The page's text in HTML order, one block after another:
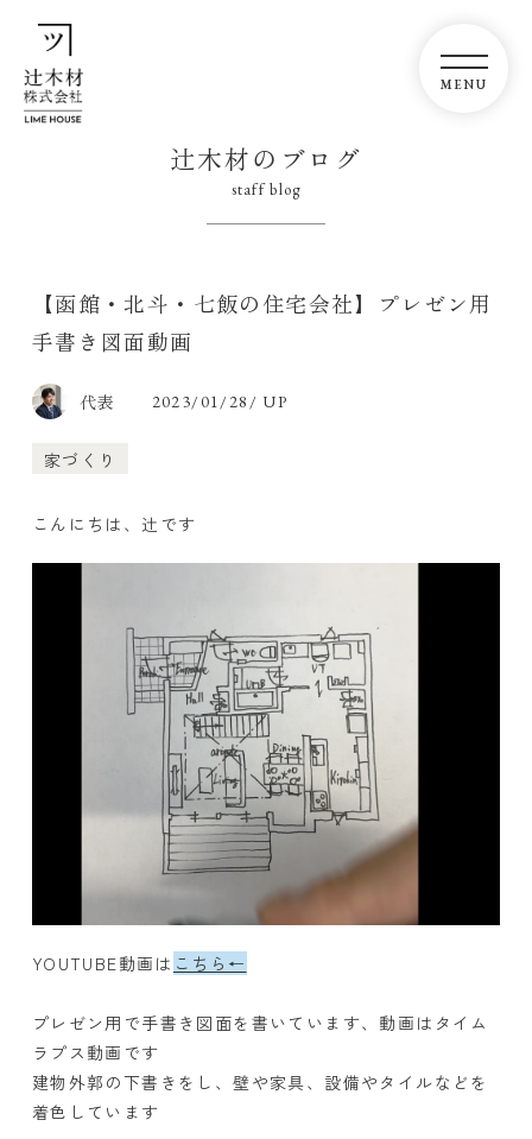
辻木材のブログ
staff blog
【函館・北斗・七飯の住宅会社】プレゼン用
手書き図面動画
代表 2023/01/28/ UP
家づくり
こんにちは、辻です
YOUTUBE動画は こちら←
プレゼン用で手書き図面を書いています、動画はタイム
ラプス動画です
建物外郭の下書きをし、壁や家具、設備やタイルなどを
着色しています